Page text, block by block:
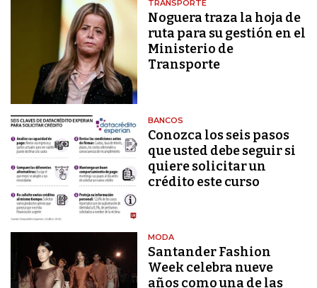
TRANSPORTE
Noguera traza la hoja de
ruta para su gestión en el
Ministerio de
Transporte
BANCOS
Conozca los seis pasos
que usted debe seguir si
quiere solicitar un
crédito este curso
MODA
Santander Fashion
Week celebra nueve
años como una de las